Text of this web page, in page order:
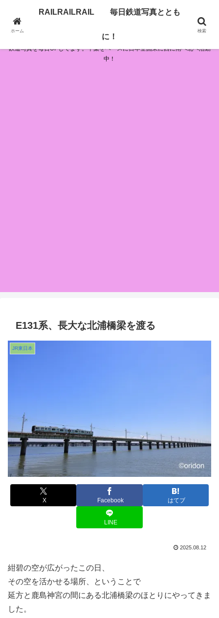
RAILRAILRAIL 毎日鉄道写真とともに！
鉄道写真を毎日UPしてます。千葉をベースに日本全国東に西に南へ北へ活動
中！
E131系、長大な北浦橋梁を渡る
JR東日本
X Facebook はてブ
LINE
2025.08.12
紺碧の空が広がったこの日、
その空を活かせる場所、ということで
延方と鹿島神宮の間にある北浦橋梁のほとりにやってきま
した。
ホーム
RAILRAILRAIL 毎日鉄道写真ととも
に！
検索